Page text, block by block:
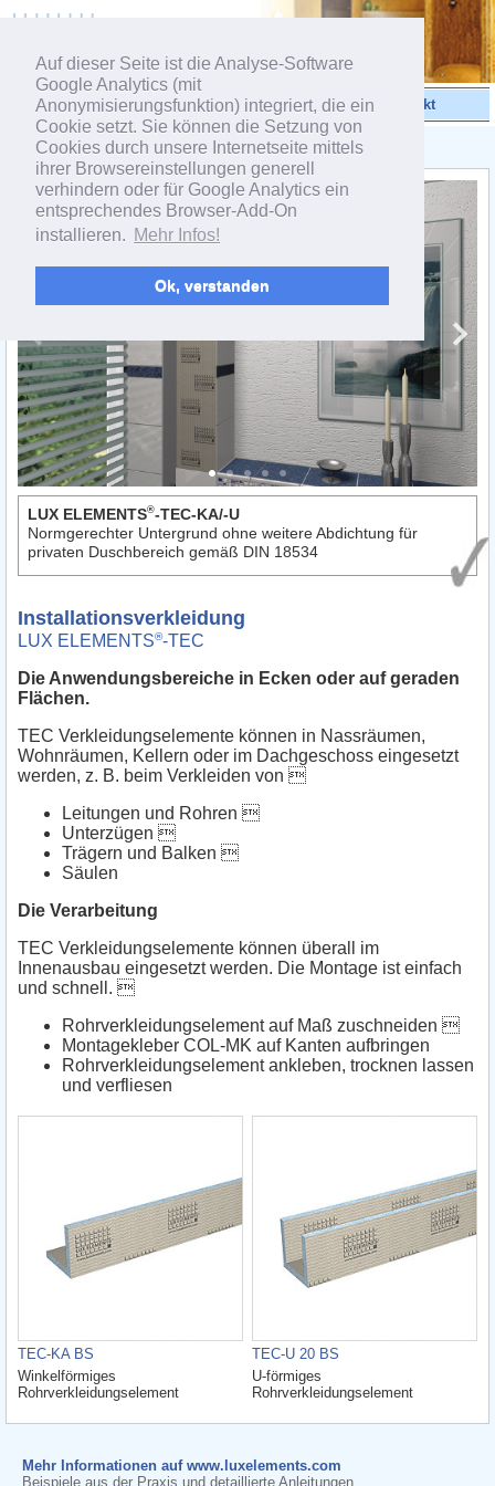
Auf dieser Seite ist die Analyse-Software
Google Analytics (mit
Anonymisierungsfunktion) integriert, die ein
Cookie setzt. Sie können die Setzung von
Cookies durch unsere Internetseite mittels
ihrer Browsereinstellungen generell
verhindern oder für Google Analytics ein
entsprechendes Browser-Add-On
installieren. Mehr Infos!
Ok, verstanden
Videos Produkte Kontakt
< Produktgruppe TEC
LUX ELEMENTS®-TEC-KA/-U
Normgerechter Untergrund ohne weitere Abdichtung für
privaten Duschbereich gemäß DIN 18534
Installationsverkleidung
LUX ELEMENTS®-­TEC
Die Anwendungsbereiche in Ecken oder auf geraden
Flächen.
TEC Verkleidungselemente können in Nassräumen,
Wohnräumen, Kellern oder im Dachgeschoss eingesetzt
werden, z. B. beim Verkleiden von 
Leitungen und Rohren 
Unterzügen 
Trägern und Balken 
Säulen
Die Verarbeitung
TEC Verkleidungselemente können überall im
Innenausbau eingesetzt werden. Die Montage ist einfach
und schnell. 
Rohrverkleidungselement auf Maß zuschneiden 
Montagekleber COL-MK auf Kanten aufbringen
Rohrverkleidungselement ankleben, trocknen lassen
und verfliesen
TEC-KA BS
Winkelförmiges
Rohrverkleidungselement
TEC-U 20 BS
U-förmiges
Rohrverkleidungselement
Mehr Informationen auf www.luxelements.com
Beispiele aus der Praxis und detaillierte Anleitungen
powered by webEdition CMS